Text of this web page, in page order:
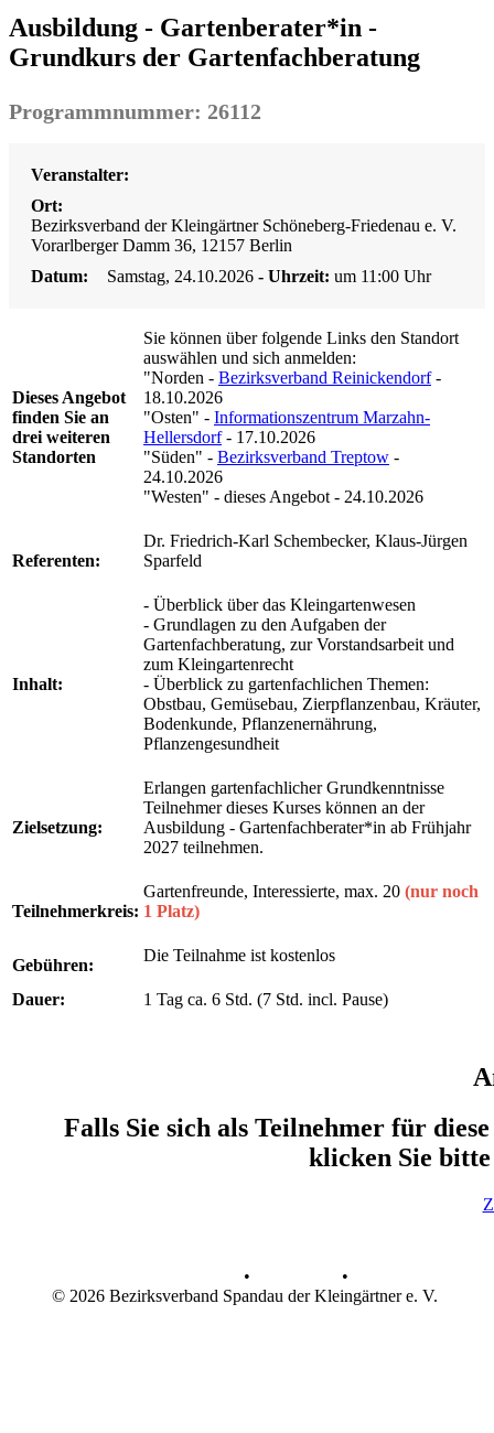
Ausbildung - Gartenberater*in -
Grundkurs der Gartenfachberatung
Programmnummer: 26112
Veranstalter:
Ort:
Bezirksverband der Kleingärtner Schöneberg-Friedenau e. V.
Vorarlberger Damm 36, 12157 Berlin
Datum:
Samstag, 24.10.2026 - Uhrzeit: um 11:00 Uhr
Dieses Angebot
finden Sie an
drei weiteren
Standorten
Sie können über folgende Links den Standort
auswählen und sich anmelden:
"Norden - Bezirksverband Reinickendorf-
18.10.2026
"Osten" - Informationszentrum Marzahn-
Hellersdorf- 17.10.2026
"Süden" - Bezirksverband Treptow -
24.10.2026
"Westen" - dieses Angebot - 24.10.2026
Referenten:
Dr. Friedrich-Karl Schembecker, Klaus-Jürgen
Sparfeld
Inhalt:
- Überblick über das Kleingartenwesen
- Grundlagen zu den Aufgaben der
Gartenfachberatung, zur Vorstandsarbeit und
zum Kleingartenrecht
- Überblick zu gartenfachlichen Themen:
Obstbau, Gemüsebau, Zierpflanzenbau, Kräuter,
Bodenkunde, Pflanzenernährung,
Pflanzengesundheit
Zielsetzung:
Erlangen gartenfachlicher Grundkenntnisse
Teilnehmer dieses Kurses können an der
Ausbildung - Gartenfachberater*in ab Frühjahr
2027 teilnehmen.
Teilnehmerkreis:
Gartenfreunde, Interessierte, max. 20 (nur noch
1 Platz)
Gebühren:
Die Teilnahme ist kostenlos
Dauer: 1 Tag ca. 6 Std. (7 Std. incl. Pause)
Falls Sie sich als Teilnehmer für
klicken Sie
•
•
© 2026 Bezirksverband Spandau der Kleingärtner e. V.